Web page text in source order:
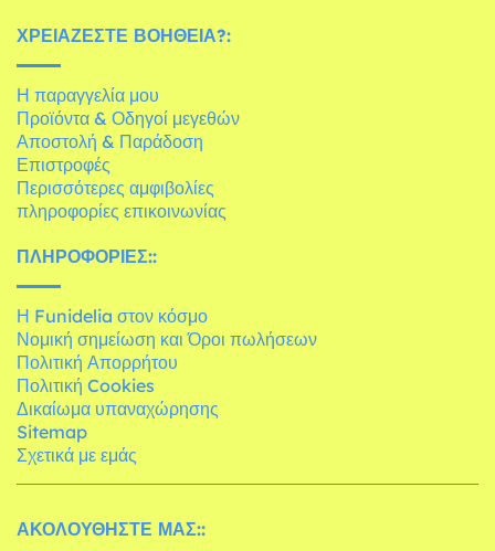
ΧΡΕΙΆΖΕΣΤΕ ΒΟΉΘΕΙΑ?:
Η παραγγελία μου
Προϊόντα & Οδηγοί μεγεθών
Αποστολή & Παράδοση
Επιστροφές
Περισσότερες αμφιβολίες
πληροφορίες επικοινωνίας
ΠΛΗΡΟΦΟΡΊΕΣ::
Η Funidelia στον κόσμο
Νομική σημείωση και Όροι πωλήσεων
Πολιτική Απορρήτου
Πολιτική Cookies
Δικαίωμα υπαναχώρησης
Sitemap
Σχετικά με εμάς
ΑΚΟΛΟΥΘΉΣΤΕ ΜΑΣ::